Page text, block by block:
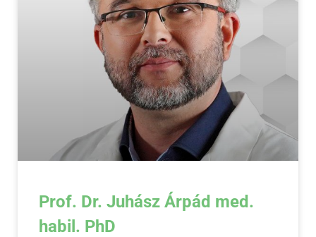
Prof. Dr. Juhász Árpád med.
habil. PhD